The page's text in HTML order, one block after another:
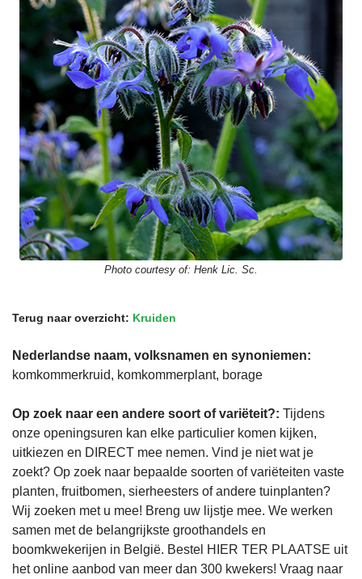
Photo courtesy of: Henk Lic. Sc.
Terug naar overzicht: Kruiden
Nederlandse naam, volksnamen en synoniemen:
komkommerkruid, komkommerplant, borage
Op zoek naar een andere soort of variëteit?: Tijdens
onze openingsuren kan elke particulier komen kijken,
uitkiezen en DIRECT mee nemen. Vind je niet wat je
zoekt? Op zoek naar bepaalde soorten of variëteiten vaste
planten, fruitbomen, sierheesters of andere tuinplanten?
Wij zoeken met u mee! Breng uw lijstje mee. We werken
samen met de belangrijkste groothandels en
boomkwekerijen in België. Bestel HIER TER PLAATSE uit
het online aanbod van meer dan 300 kwekers! Vraag naar